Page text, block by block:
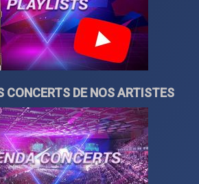
CONCERTS DE NOS ARTISTES